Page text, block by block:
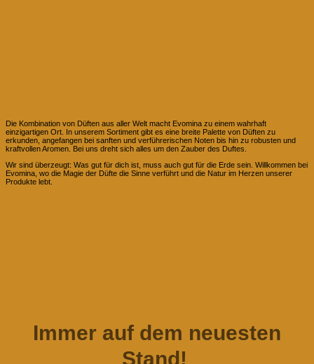
Die Kombination von Düften aus aller Welt macht Evomina zu einem wahrhaft
einzigartigen Ort. In unserem Sortiment gibt es eine breite Palette von Düften zu
erkunden, angefangen bei sanften und verführerischen Noten bis hin zu robusten und
kraftvollen Aromen. Bei uns dreht sich alles um den Zauber des Duftes.
Wir sind überzeugt: Was gut für dich ist, muss auch gut für die Erde sein. Willkommen bei
Evomina, wo die Magie der Düfte die Sinne verführt und die Natur im Herzen unserer
Produkte lebt.
Immer auf dem neuesten
Stand!